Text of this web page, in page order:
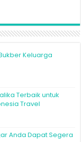
Keluarga
Terbaik untuk
Travel
Anda Dapat Segera